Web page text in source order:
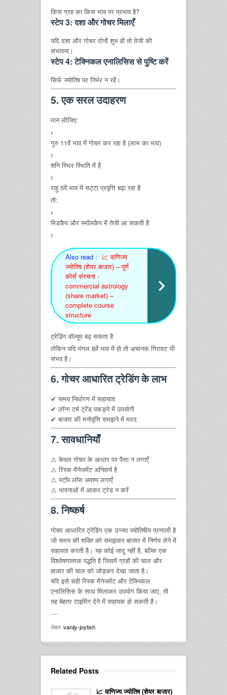
किस ग्रह का किस भाव पर प्रभाव है?
स्टेप 3: दशा और गोचर मिलाएँ
यदि दशा और गोचर दोनों शुभ हों तो तेजी की
संभावना।
स्टेप 4: टेक्निकल एनालिसिस से पुष्टि करें
सिर्फ ज्योतिष पर निर्भर न रहें।
5. एक सरल उदाहरण
मान लीजिए:
गुरु 11वें भाव में गोचर कर रहा है (लाभ का भाव)
शनि स्थिर स्थिति में है
राहु 5वें भाव में सट्टा प्रवृत्ति बढ़ा रहा है
तो:
मिडकैप और स्मॉलकैप में तेजी आ सकती है
Also read : 📈 वाणिज्य
ज्योतिष (शेयर बाजार) – पूर्ण
कोर्स संरचना -
commercial astrology
(share market) –
complete course
structure
ट्रेडिंग वॉल्यूम बढ़ सकता है
लेकिन यदि मंगल 8वें भाव में हो तो अचानक गिरावट भी
संभव है।
6. गोचर आधारित ट्रेडिंग के लाभ
✔ समय निर्धारण में सहायता
✔ लॉन्ग टर्म ट्रेंड पकड़ने में उपयोगी
✔ बाजार की मनोवृत्ति समझने में मदद
7. सावधानियाँ
⚠ केवल गोचर के आधार पर पैसा न लगाएँ
⚠ रिस्क मैनेजमेंट अनिवार्य है
⚠ स्टॉप लॉस अवश्य लगाएँ
⚠ भावनाओं में आकर ट्रेड न करें
8. निष्कर्ष
गोचर आधारित ट्रेडिंग एक उन्नत ज्योतिषीय प्रणाली है
जो समय की शक्ति को समझकर बाजार में निर्णय लेने में
सहायता करती है। यह कोई जादू नहीं है, बल्कि एक
विश्लेषणात्मक पद्धति है जिसमें ग्रहों की चाल और
बाजार की चाल को जोड़कर देखा जाता है।
यदि इसे सही रिस्क मैनेजमेंट और टेक्निकल
एनालिसिस के साथ मिलाकर उपयोग किया जाए, तो
यह बेहतर टाइमिंग देने में सहायक हो सकती है।
लेबल: vanijy-joytish
Related Posts
📈 वाणिज्य ज्योतिष (शेयर बाजार)